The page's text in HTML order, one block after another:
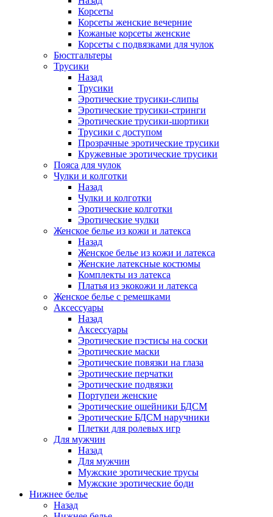
Корсеты
Корсеты женские вечерние
Кожаные корсеты женские
Корсеты с подвязками для чулок
Бюстгальтеры
Трусики
Назад
Трусики
Эротические трусики-слипы
Эротические трусики-стринги
Эротические трусики-шортики
Трусики с доступом
Прозрачные эротические трусики
Кружевные эротические трусики
Пояса для чулок
Чулки и колготки
Назад
Чулки и колготки
Эротические колготки
Эротические чулки
Женское белье из кожи и латекса
Назад
Женское белье из кожи и латекса
Женские латексные костюмы
Комплекты из латекса
Платья из экокожи и латекса
Женское белье с ремешками
Аксессуары
Назад
Аксессуары
Эротические пэстисы на соски
Эротические маски
Эротические повязки на глаза
Эротические перчатки
Эротические подвязки
Портупеи женские
Эротические ошейники БДСМ
Эротические БДСМ наручники
Плетки для ролевых игр
Для мужчин
Назад
Для мужчин
Мужские эротические трусы
Мужские эротические боди
Нижнее белье
Назад